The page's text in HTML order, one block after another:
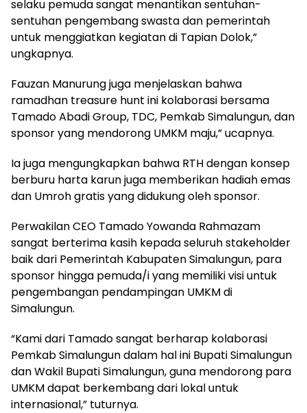
selaku pemuda sangat menantikan sentuhan-
sentuhan pengembang swasta dan pemerintah
untuk menggiatkan kegiatan di Tapian Dolok,”
ungkapnya.
Fauzan Manurung juga menjelaskan bahwa
ramadhan treasure hunt ini kolaborasi bersama
Tamado Abadi Group, TDC, Pemkab Simalungun, dan
sponsor yang mendorong UMKM maju,” ucapnya.
Ia juga mengungkapkan bahwa RTH dengan konsep
berburu harta karun juga memberikan hadiah emas
dan Umroh gratis yang didukung oleh sponsor.
Perwakilan CEO Tamado Yowanda Rahmazam
sangat berterima kasih kepada seluruh stakeholder
baik dari Pemerintah Kabupaten Simalungun, para
sponsor hingga pemuda/i yang memiliki visi untuk
pengembangan pendampingan UMKM di
Simalungun.
“Kami dari Tamado sangat berharap kolaborasi
Pemkab Simalungun dalam hal ini Bupati Simalungun
dan Wakil Bupati Simalungun, guna mendorong para
UMKM dapat berkembang dari lokal untuk
internasional,” tuturnya.